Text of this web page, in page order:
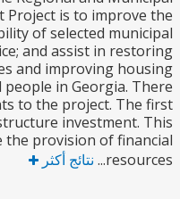
Project is to
reliability of selected
service; and assist in
and improving
people in Georgia.
to the project.
infrastructure
the provision of
نتائج أكثر